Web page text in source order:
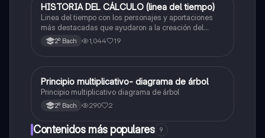
Matemáticas
HISTORIA DEL CÁLCULO (linea del tiempo)
Linea del tiempo con los personajes y aportaciones
más destacadas que ayudaron a la creación del
cálculo2º Bach 1,044 19
Matemáticas
Principio multiplicativo- diagrama de árbol
Principio multiplicativo diagrama de árbol
2º Bach 290 2
Contenidos más populares 9